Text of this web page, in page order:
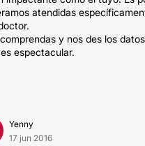
atendidas
y nos des los
espectacular.
Yenny
17 jun 2016